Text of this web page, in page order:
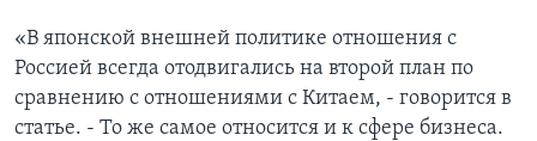
«В японской внешней политике отношения с
Россией всегда отодвигались на второй план по
сравнению с отношениями с Китаем, - говорится в
статье. - То же самое относится и к сфере бизнеса.